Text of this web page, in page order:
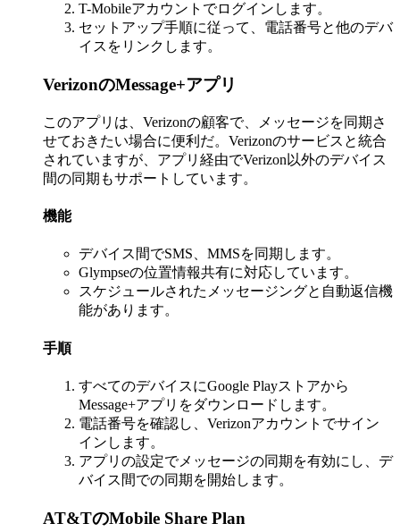
T-Mobileアカウントでログインします。
セットアップ手順に従って、電話番号と他のデバ
イスをリンクします。
VerizonのMessage+アプリ
このアプリは、Verizonの顧客で、メッセージを同期さ
せておきたい場合に便利だ。Verizonのサービスと統合
されていますが、アプリ経由でVerizon以外のデバイス
間の同期もサポートしています。
機能
デバイス間でSMS、MMSを同期します。
Glympseの位置情報共有に対応しています。
スケジュールされたメッセージングと自動返信機
能があります。
手順
すべてのデバイスにGoogle Playストアから
Message+アプリをダウンロードします。
電話番号を確認し、Verizonアカウントでサイン
インします。
アプリの設定でメッセージの同期を有効にし、デ
バイス間での同期を開始します。
AT&TのMobile Share Plan